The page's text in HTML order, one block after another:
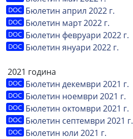
Бюлетин април 2022 г.
Бюлетин март 2022 г.
Бюлетин февруари 2022 г.
Бюлетин януари 2022 г.
2021 година
Бюлетин декември 2021 г.
Бюлетин ноември 2021 г.
Бюлетин октомври 2021 г.
Бюлетин септември 2021 г.
Бюлетин юли 2021 г.